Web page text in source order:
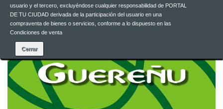
usuario y el tercero, excluyéndose cualquier responsabilidad de PORTAL
DE TU CIUDAD derivada de la participación del usuario en una
compraventa de bienes o servicios, conforme a lo dispuesto en las
Condiciones de venta